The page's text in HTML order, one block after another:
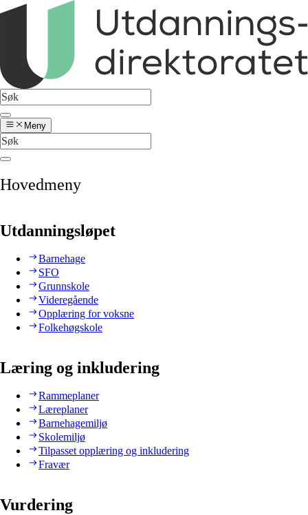
Meny
Hovedmeny
Utdanningsløpet
Barnehage
SFO
Grunnskole
Videregående
Opplæring for voksne
Folkehøgskole
Læring og inkludering
Rammeplaner
Læreplaner
Barnehagemiljø
Skolemiljø
Tilpasset opplæring og inkludering
Fravær
Vurdering